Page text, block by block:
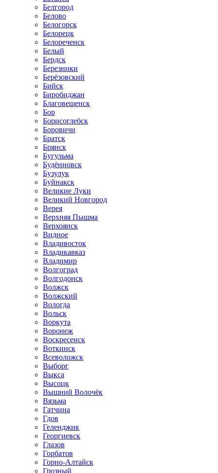
Белгород
Белово
Белогорск
Белорецк
Белореченск
Белый
Бердск
Березники
Берёзовский
Бийск
Биробиджан
Благовещенск
Бор
Борисоглебск
Боровичи
Братск
Брянск
Бугульма
Будённовск
Бузулук
Буйнакск
Великие Луки
Великий Новгород
Верея
Верхняя Пышма
Верхоянск
Видное
Владивосток
Владикавказ
Владимир
Волгоград
Волгодонск
Волжск
Волжский
Вологда
Вольск
Воркута
Воронеж
Воскресенск
Воткинск
Всеволожск
Выборг
Выкса
Высоцк
Вышний Волочёк
Вязьма
Гатчина
Гдов
Геленджик
Георгиевск
Глазов
Горбатов
Горно-Алтайск
Грозный